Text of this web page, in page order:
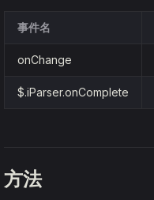
事件名
onChange
$.iParser.onComplete
方法